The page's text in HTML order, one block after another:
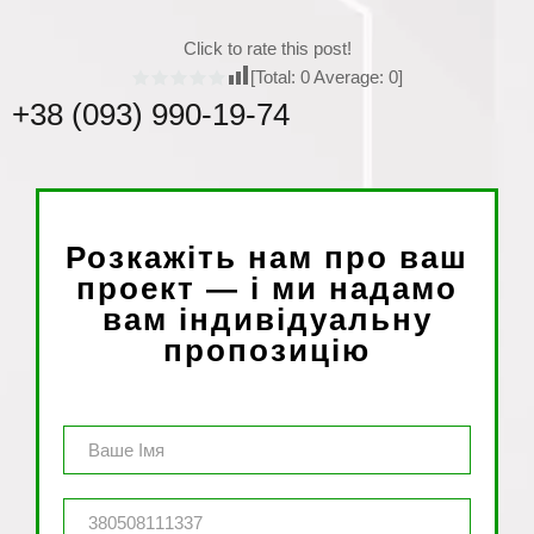
Click to rate this post!
[Total: 0Average: 0]
+38 (093) 990-19-74
Розкажіть нам про ваш
проект — і ми надамо
вам індивідуальну
пропозицію